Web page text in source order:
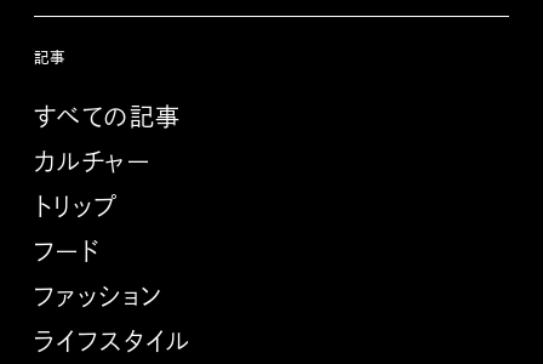
記事
すべての記事
カルチャー
トリップ
フード
ファッション
ライフスタイル